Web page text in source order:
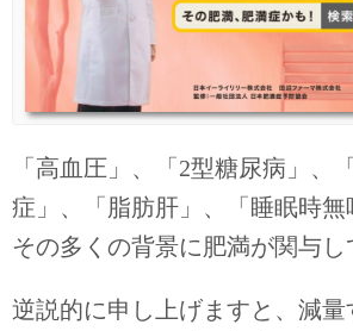
「高血圧」、「2型糖尿病」、
症」、「脂肪肝」、「睡眠時無
その多くの背景に肥満が関与し
逆説的に申し上げますと、減量